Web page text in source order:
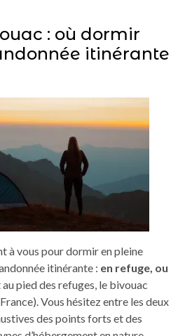
: où dormir
itinérante
à vous pour dormir en pleine
itinérante : en refuge, ou
pied des refuges, le bivouac
Vous hésitez entre les deux
des points forts et des